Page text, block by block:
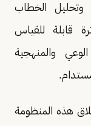
وتحليل الخطاب
قابلة للقياس
والمنهجية
هذه المنظومة